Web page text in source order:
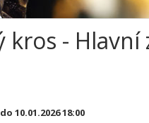
kros -
10.01.2026 18:00